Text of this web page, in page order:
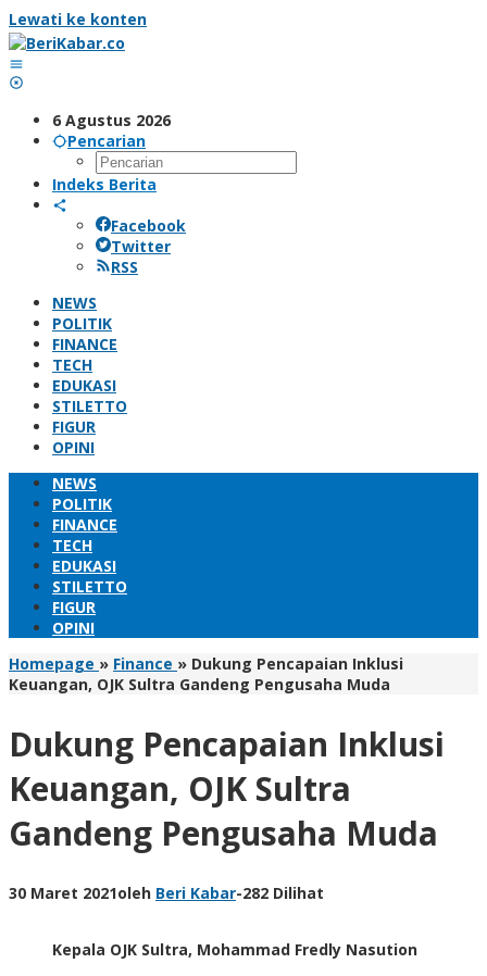
Lewati ke konten
6 Agustus 2026
Pencarian
Indeks Berita
Facebook
Twitter
RSS
NEWS
POLITIK
FINANCE
TECH
EDUKASI
STILETTO
FIGUR
OPINI
NEWS
POLITIK
FINANCE
TECH
EDUKASI
STILETTO
FIGUR
OPINI
Homepage » Finance » Dukung Pencapaian Inklusi
Keuangan, OJK Sultra Gandeng Pengusaha Muda
Dukung Pencapaian Inklusi
Keuangan, OJK Sultra
Gandeng Pengusaha Muda
30 Maret 2021oleh Beri Kabar-282 Dilihat
Kepala OJK Sultra, Mohammad Fredly Nasution